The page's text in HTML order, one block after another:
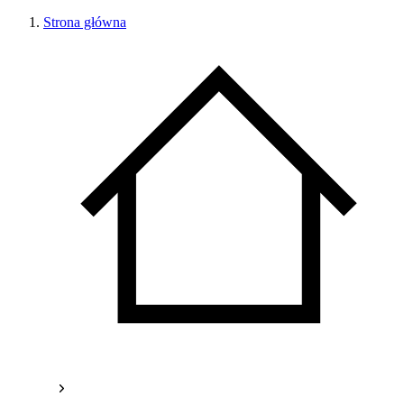
Strona główna